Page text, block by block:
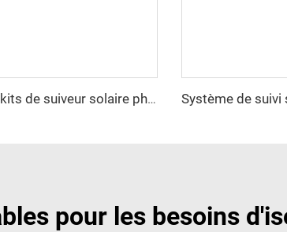
Structure système de kits de suiveur solaire photovoltaïque à un axe lourd en acier du fabricant professionnel
pour les besoins